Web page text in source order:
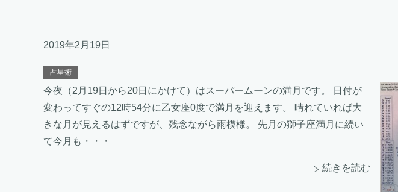
2019年2月19日
占星術
今夜（2月19日から20日にかけて）はスーパームーンの満月です。 日付が
変わってすぐの12時54分に乙女座0度で満月を迎えます。 晴れていれば大
きな月が見えるはずですが、残念ながら雨模様。 先月の獅子座満月に続い
て今月も・・・
続きを読む